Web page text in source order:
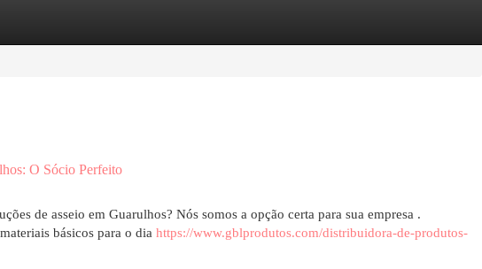
O Sócio Perfeito
de asseio em Guarulhos? Nós somos a opção certa para sua empresa .
básicos para o dia https://www.gblprodutos.com/distribuidora-de-produtos-